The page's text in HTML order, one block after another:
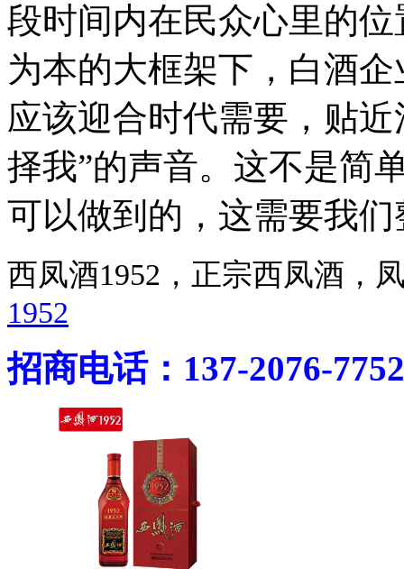
段时间内在民众心里的
为本的大框架下，白酒
应该迎合时代需要，贴
择我”的声音。这不是简
可以做到的，这需要我
西凤酒1952，正宗西凤酒
1952
招商电话：137-2076-7752